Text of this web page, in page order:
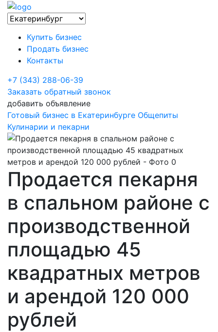
Купить бизнес
Продать бизнес
Контакты
+7 (343) 288-06-39
Заказать обратный звонок
добавить объявление
Готовый бизнес в Екатеринбурге Общепиты
Кулинарии и пекарни
Продается пекарня
в спальном районе с
производственной
площадью 45
квадратных метров
и арендой 120 000
рублей